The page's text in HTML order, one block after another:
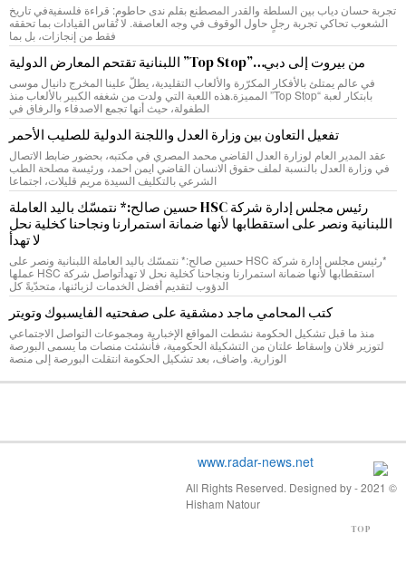
تجربة حسان دياب بين السلطة والقدر المصطنع بقلم ندى حاطوم: قراءة فلسفيةفي تاريخ
الشعوب تحاكي تجربة رجلٍ حاول الوقوف في وجه العاصفة. لا تُقاس القيادات بما تحققه
فقط من إنجازات، بل بما
من بيروت إلى دبي…”Top Stop” اللبنانية تقتحم المعارض الدولية
في عالم يمتلئ بالأفكار المكرّرة والألعاب التقليدية، يطلّ علينا المخرج دانيال موسى
بابتكار لعبة “Top Stop” المميزة.هذه اللعبة التي ولدت من شغفه الكبير بالألعاب منذ
الطفولة، حيث أنها تجمع الاصدقاء والرفاق في
تفعيل التعاون بين وزارة العدل واللجنة الدولية للصليب الأحمر
عقد المدير العام لوزارة العدل القاضي محمد المصري في مكتبه، بحضور ضابط الاتصال
في وزارة العدل بالنسبة لملف حقوق الانسان القاضي ايمن احمد، ورئيسة مصلحة الطب
الشرعي بالتكليف السيدة مريم قليلات، اجتماعا
رئيس مجلس إدارة شركة HSC حسين صالح:* نتمسّك باليد العاملة
اللبنانية ونصر على استقطابها لأنها ضمانة استمرارنا ونجاحنا كخلية نحل
لا تهدأ
*رئيس مجلس إدارة شركة HSC حسين صالح:* نتمسّك باليد العاملة اللبنانية ونصر على
استقطابها لأنها ضمانة استمرارنا ونجاحنا كخلية نحل لا تهدأتواصل شركة HSC عملها
الدؤوب لتقديم أفضل الخدمات لزبائنها، متحدّيةً كل
كتب المحامي ماجد دمشقية على صفحتيه الفايسبوك وتويتر
منذ ما قبل تشكيل الحكومة نشطت المواقع الإخبارية ومجموعات التواصل الاجتماعي
لتوزير فلان وإسقاط علتان من التشكيلة الحكومية، فأنشئت منصات ما يسمى البورصة
الوزارية. واضاف، بعد تشكيل الحكومة انتقلت البورصة إلى منصة
© 2021 - All Rights Reserved. Designed by
Hisham Natour
TOP